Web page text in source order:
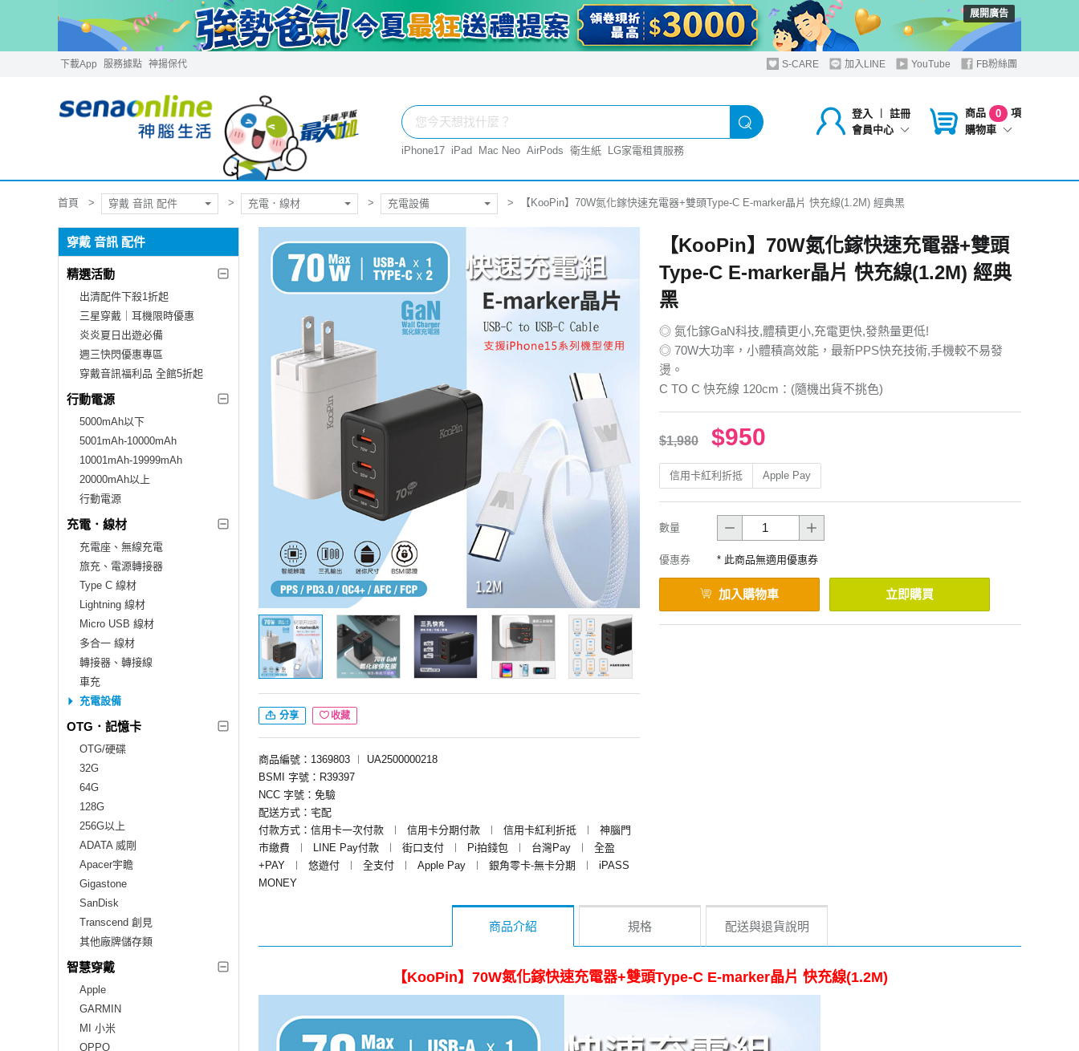
展開廣告
下載App 服務據點 神揚保代 S-CARE 加入LINE YouTube FB粉絲團
登入 ︱
註冊
會員中心
商品 0
項
購物車
iPhone17 iPad Mac Neo AirPods 衛生紙 LG家電租賃服務
首頁 穿戴 音訊 配件 充電．線材 充電設備 【KooPin】70W氮化鎵快速充電器+雙頭Type-C E-marker晶片 快充線(1.2M) 經典黑
穿戴 音訊 配件
精選活動
出清配件下殺1折起
三星穿戴｜耳機限時優惠
炎炎夏日出遊必備
週三快閃優惠專區
穿戴音訊福利品 全館5折起
行動電源
5000mAh以下
5001mAh-10000mAh
10001mAh-19999mAh
20000mAh以上
行動電源
充電．線材
充電座、無線充電
旅充、電源轉接器
Type C 線材
Lightning 線材
Micro USB 線材
多合一 線材
轉接器、轉接線
車充
充電設備
OTG．記憶卡
OTG/硬碟
32G
64G
128G
256G以上
ADATA 威剛
Apacer宇瞻
Gigastone
SanDisk
Transcend 創見
其他廠牌儲存類
智慧穿戴
Apple
GARMIN
MI 小米
OPPO
分享 收藏
商品編號：1369803 ︱
UA2500000218
BSMI 字號：R39397
NCC 字號：免驗
配送方式：宅配
付款方式：信用卡一次付款
︱ 信用卡分期付款 ︱ 信用卡紅利折抵 ︱
神腦門
市繳費
︱ LINE Pay付款 ︱ 街口支付 ︱ Pi拍錢包 ︱ 台灣Pay ︱
全盈
+PAY
︱ 悠遊付 ︱ 全支付 ︱ Apple Pay ︱ 銀角零卡-無卡分期 ︱
iPASS
MONEY
【KooPin】70W氮化鎵快速充電器+雙頭
Type-C E-marker晶片 快充線(1.2M) 經典
黑
◎ 氮化鎵GaN科技,體積更小,充電更快,發熱量更低!
◎ 70W大功率，小體積高效能，最新PPS快充技術,手機較不易發
燙。
C TO C 快充線 120cm：(隨機出貨不挑色)
$1,980 $950
信用卡紅利折抵 Apple Pay
數量
優惠券 * 此商品無適用優惠券
加入購物車 立即購買
商品介紹 規格 配送與退貨說明
【KooPin】70W氮化鎵快速充電器+雙頭Type-C E-marker晶片 快充線(1.2M)